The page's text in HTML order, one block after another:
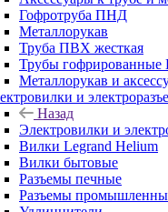
Гофротруба ПНД
Металлорукав
Труба ПВХ жесткая
Трубы
Металлорукав и
и
Назад
Электровилки и
Вилки Legrand Helium
Вилки бытовые
Разъемы печные
Разъемы